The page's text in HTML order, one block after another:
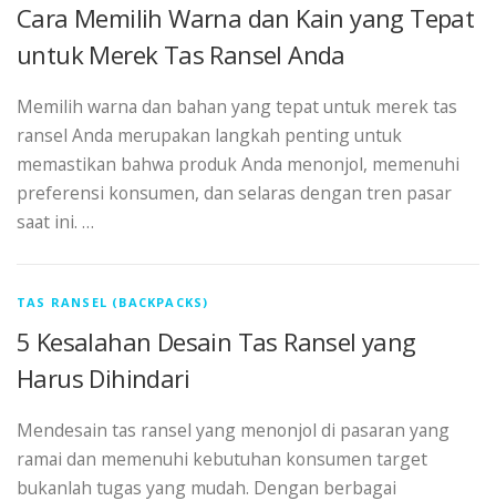
Cara Memilih Warna dan Kain yang Tepat
untuk Merek Tas Ransel Anda
Memilih warna dan bahan yang tepat untuk merek tas
ransel Anda merupakan langkah penting untuk
memastikan bahwa produk Anda menonjol, memenuhi
preferensi konsumen, dan selaras dengan tren pasar
saat ini. …
TAS RANSEL (BACKPACKS)
5 Kesalahan Desain Tas Ransel yang
Harus Dihindari
Mendesain tas ransel yang menonjol di pasaran yang
ramai dan memenuhi kebutuhan konsumen target
bukanlah tugas yang mudah. ​​Dengan berbagai